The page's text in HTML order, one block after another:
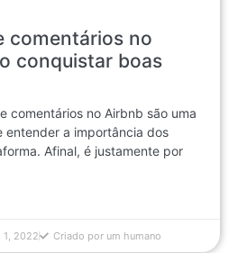
comentários no
conquistar boas
comentários no Airbnb são uma
entender a importância dos
Afinal, é justamente por
2022 Criado por um humano